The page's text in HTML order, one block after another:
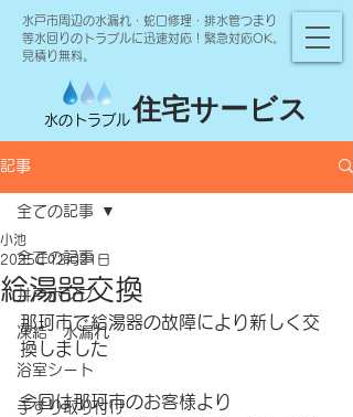
水戸市周辺の水漏れ・蛇口修理・排水管つまり
等水回りのトラブルに迅速対応！緊急対応OK。
見積り無料。
水のトラブル住宅サービス
記事
全ての記事
井戸ポンプ
凍結 水漏れ
浴室シート
手すり取り付け
全ての記事
給湯器交換
小池
2025年12月21日
那珂市で給湯器の故障により新しく交
換しました
今回は那珂市のお客様より